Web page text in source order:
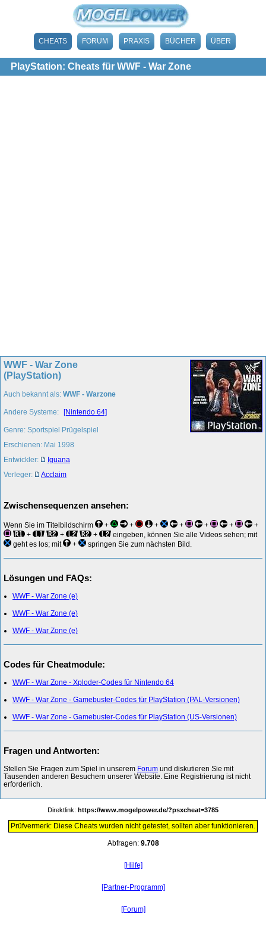
CHEATS FORUM PRAXIS BÜCHER ÜBER
PlayStation: Cheats für WWF - War Zone
WWF - War Zone
(PlayStation)
Auch bekannt als: WWF - Warzone
Andere Systeme: [Nintendo 64]
Genre: Sportspiel Prügelspiel
Erschienen: Mai 1998
Entwickler:
Iguana
Verleger:
Acclaim
Zwischensequenzen ansehen:
Wenn Sie im Titelbildschirm + + + + + +
+
+
+ +
eingeben, können Sie alle Videos sehen; mit
geht es los; mit
+ springen Sie zum nächsten Bild.
Lösungen und FAQs:
WWF - War Zone (e)
WWF - War Zone (e)
WWF - War Zone (e)
Codes für Cheatmodule:
WWF - War Zone - Xploder-Codes für Nintendo 64
WWF - War Zone - Gamebuster-Codes für PlayStation (PAL-Versionen)
WWF - War Zone - Gamebuster-Codes für PlayStation (US-Versionen)
Fragen und Antworten:
Stellen Sie Fragen zum Spiel in unserem Forum und diskutieren Sie mit
Tausenden anderen Besuchern unserer Website. Eine Registrierung ist nicht
erforderlich.
Direktlink: https://www.mogelpower.de/?psxcheat=3785
Prüfvermerk: Diese Cheats wurden nicht getestet, sollten aber funktionieren.
Abfragen: 9.708
[Hilfe]
[Partner-Programm]
[Forum]